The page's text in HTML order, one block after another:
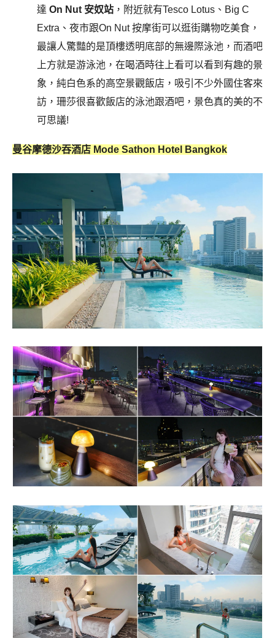
達 On Nut 安奴站 ，附近就有Tesco Lotus、Big C
Extra、夜市跟On Nut 按摩街可以逛街購物吃美食，
最讓人驚豔的是頂樓透明底部的無邊際泳池，而酒吧
上方就是游泳池，在喝酒時往上看可以看到有趣的景
象，純白色系的高空景觀飯店，吸引不少外國住客來
訪，珊莎很喜歡飯店的泳池跟酒吧，景色真的美的不
可思議!
曼谷摩德沙吞酒店 Mode Sathon Hotel Bangkok